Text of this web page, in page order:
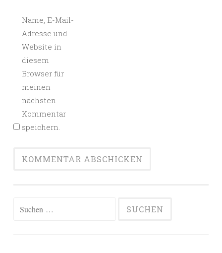
Name, E-Mail-
Adresse und
Website in
diesem
Browser für
meinen
nächsten
Kommentar
speichern.
Suchen